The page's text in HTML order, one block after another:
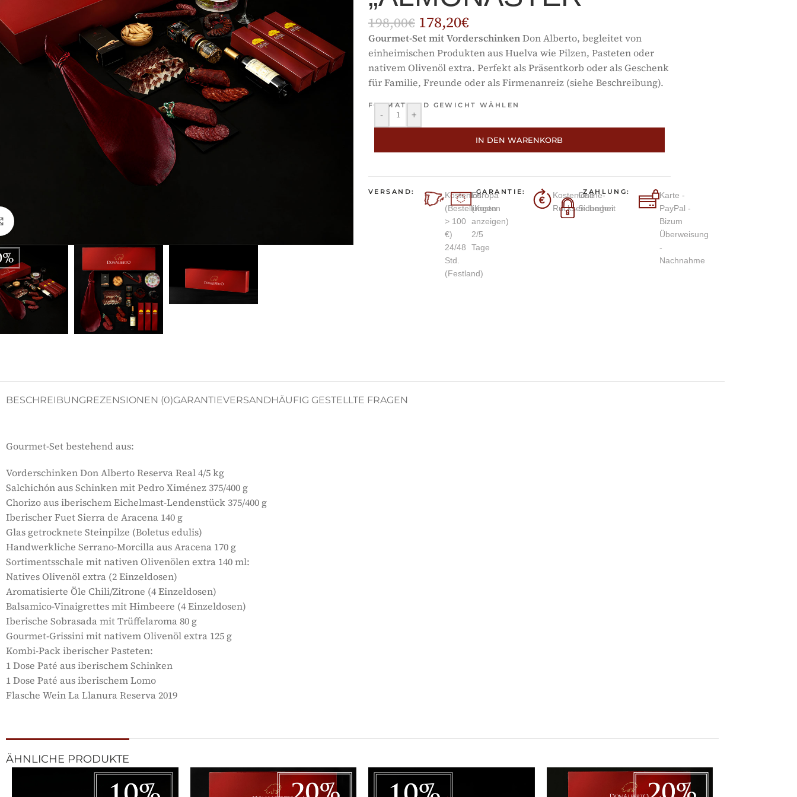
198,00€ 178,20€
Gourmet-Set mit VorderschinkenDon Alberto, begleitet von
einheimischen Produkten aus Huelva wie Pilzen, Pasteten oder
nativem Olivenöl extra. Perfekt als Präsentkorb oder als Geschenk
für Familie, Freunde oder als Firmenanreiz (siehe Beschreibung).
FORMAT UND GEWICHT WÄHLEN
- +
IN DEN WARENKORB
VERSAND:
Kostenlos
(Bestellungen
> 100
€)
24/48
Std.
(Festland)
Europa
(Kosten
anzeigen)
2/5
Tage
GARANTIE:
Kostenlose
Rücksendungen
Online-
Sicherheit
ZAHLUNG:
Karte -
PayPal -
Bizum
Überweisung
-
Nachnahme
BESCHREIBUNGREZENSIONEN (0)GARANTIEVERSANDHÄUFIG GESTELLTE FRAGEN
Gourmet-Set bestehend aus:
Vorderschinken Don Alberto Reserva Real 4/5 kg
Salchichón aus Schinken mit Pedro Ximénez 375/400 g
Chorizo aus iberischem Eichelmast-Lendenstück 375/400 g
Iberischer Fuet Sierra de Aracena 140 g
Glas getrocknete Steinpilze (Boletus edulis)
Handwerkliche Serrano-Morcilla aus Aracena 170 g
Sortimentsschale mit nativen Olivenölen extra 140 ml:
Natives Olivenöl extra (2 Einzeldosen)
Aromatisierte Öle Chili/Zitrone (4 Einzeldosen)
Balsamico-Vinaigrettes mit Himbeere (4 Einzeldosen)
Iberische Sobrasada mit Trüffelaroma 80 g
Gourmet-Grissini mit nativem Olivenöl extra 125 g
Kombi-Pack iberischer Pasteten:
1 Dose Paté aus iberischem Schinken
1 Dose Paté aus iberischem Lomo
Flasche Wein La Llanura Reserva 2019
ÄHNLICHE PRODUKTE